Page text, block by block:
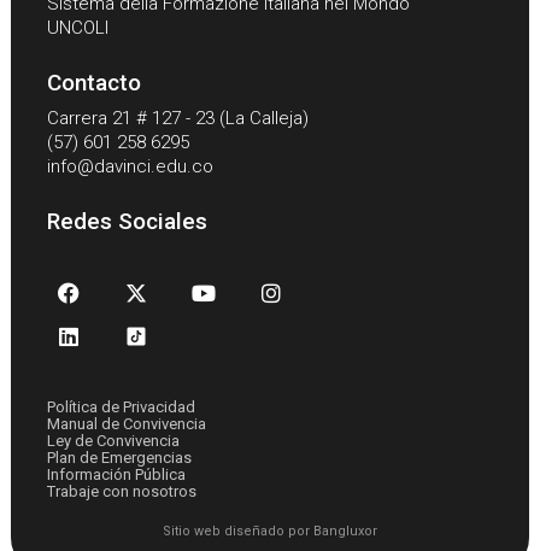
UNCOLI
Contacto
Carrera 21 # 127 - 23 (La Calleja)
(57) 601 258 6295
info@davinci.edu.co
Redes Sociales
Política de Privacidad
Manual de Convivencia
Ley de Convivencia
Plan de Emergencias
Información Pública
Trabaje con nosotros
Sitio web diseñado por Bangluxor